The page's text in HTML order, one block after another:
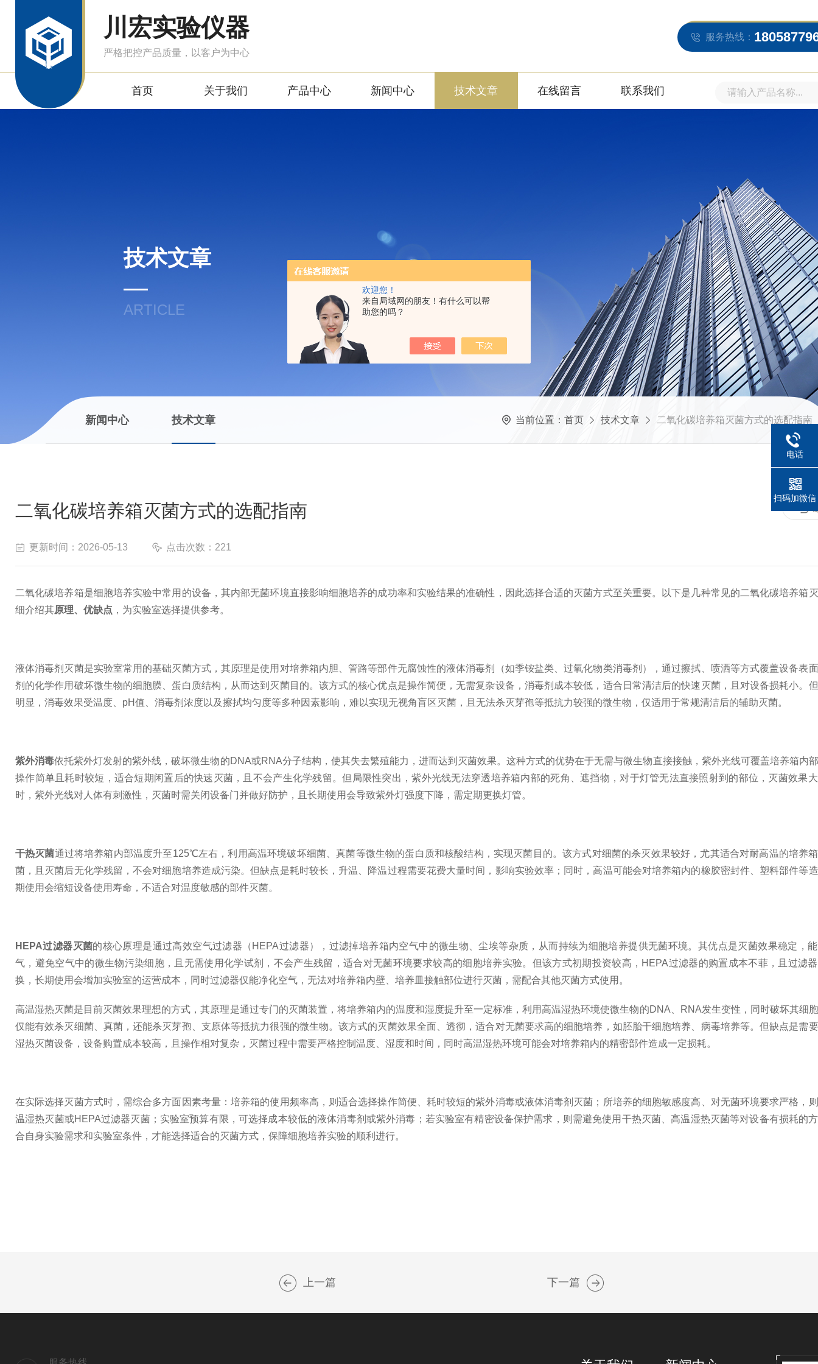
欢迎您！
来自局域网的朋友！有什么可以帮
助您的吗？
川宏实验仪器
严格把控产品质量，以客户为中心
服务热线：
首页 关于我们 产品中心 新闻中心 技术文章 在线留言 联系我们
技术文章
ARTICLE
新闻中心 技术文章 当前位置： 首页 技术文章 二氧化碳培养箱灭菌方式的选配指南
二氧化碳培养箱灭菌方式的选配指南
更新时间：2026-05-13 点击次数：221
二氧化碳培养箱是细胞培养实验中常用的设备，其内部无菌环境直接影响细胞培养的成功率和实验结果的准确性，因此选择合适的灭菌方式至关重要。以下是几种常见的二氧化碳培养箱
细介绍其原理、优缺点 ，为实验室选择提供参考。
液体消毒剂灭菌是实验室常用的基础灭菌方式，其原理是使用对培养箱内胆、管路等部件无腐蚀性的液体消毒剂（如季铵盐类、过氧化物类消毒剂），通过擦拭、喷洒等方式覆盖设备表
剂的化学作用破坏微生物的细胞膜、蛋白质结构，从而达到灭菌目的。该方式的核心优点是操作简便，无需复杂设备，消毒剂成本较低，适合日常清洁后的快速灭菌，且对设备损耗小。
明显，消毒效果受温度、pH值、消毒剂浓度以及擦拭均匀度等多种因素影响，难以实现无视角盲区灭菌，且无法杀灭芽孢等抵抗力较强的微生物，仅适用于常规清洁后的辅助灭菌。
紫外消毒依托紫外灯发射的紫外线，破坏微生物的DNA或RNA分子结构，使其失去繁殖能力，进而达到灭菌效果。这种方式的优势在于无需与微生物直接接触，紫外光线可覆盖培养箱内
操作简单且耗时较短，适合短期闲置后的快速灭菌，且不会产生化学残留。但局限性突出，紫外光线无法穿透培养箱内部的死角、遮挡物，对于灯管无法直接照射到的部位，灭菌效果
时，紫外光线对人体有刺激性，灭菌时需关闭设备门并做好防护，且长期使用会导致紫外灯强度下降，需定期更换灯管。
干热灭菌通过将培养箱内部温度升至125℃左右，利用高温环境破坏细菌、真菌等微生物的蛋白质和核酸结构，实现灭菌目的。该方式对细菌的杀灭效果较好，尤其适合对耐高温的培养
菌，且灭菌后无化学残留，不会对细胞培养造成污染。但缺点是耗时较长，升温、降温过程需要花费大量时间，影响实验效率；同时，高温可能会对培养箱内的橡胶密封件、塑料部件等
期使用会缩短设备使用寿命，不适合对温度敏感的部件灭菌。
HEPA过滤器灭菌的核心原理是通过高效空气过滤器（HEPA过滤器），过滤掉培养箱内空气中的微生物、尘埃等杂质，从而持续为细胞培养提供无菌环境。其优点是灭菌效果稳定，
气，避免空气中的微生物污染细胞，且无需使用化学试剂，不会产生残留，适合对无菌环境要求较高的细胞培养实验。但该方式初期投资较高，HEPA过滤器的购置成本不菲，且过滤
换，长期使用会增加实验室的运营成本，同时过滤器仅能净化空气，无法对培养箱内壁、培养皿接触部位进行灭菌，需配合其他灭菌方式使用。
高温湿热灭菌是目前灭菌效果理想的方式，其原理是通过专门的灭菌装置，将培养箱内的温度和湿度提升至一定标准，利用高温湿热环境使微生物的DNA、RNA发生变性，同时破坏其细
仅能有效杀灭细菌、真菌，还能杀灭芽孢、支原体等抵抗力很强的微生物。该方式的灭菌效果全面、透彻 ，适合对无菌要求高的细胞培养，如胚胎干细胞培养、病毒培养等。但缺点是需
湿热灭菌设备，设备购置成本较高，且操作相对复杂，灭菌过程中需要严格控制温度、湿度和时间，同时高温湿热环境可能会对培养箱内的精密部件造成一定损耗。
在实际选择灭菌方式时，需综合多方面因素考量：培养箱的使用频率高，则适合选择操作简便、耗时较短的紫外消毒或液体消毒剂灭菌；所培养的细胞敏感度高、对无菌环境要求严格，
温湿热灭菌或HEPA过滤器灭菌；实验室预算有限，可选择成本较低的液体消毒剂或紫外消毒；若实验室有精密设备保护需求，则需避免使用干热灭菌、高温湿热灭菌等对设备有损耗的
合自身实验需求和实验室条件，才能选择适合的灭菌方式，保障细胞培养实验的顺利进行。
上一篇 下一篇
电话
扫码加微信